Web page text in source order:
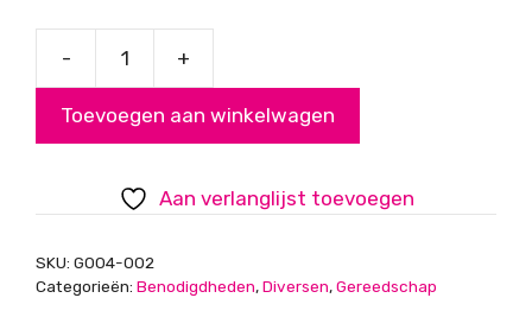
-
naald
mm
aantal
+
Toevoegen aan winkelwagen
Aan verlanglijst toevoegen
SKU: G004-002
Categorieën: Benodigdheden,Diversen,Gereedschap